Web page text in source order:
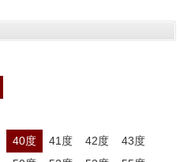
40度 41度 42度
43度